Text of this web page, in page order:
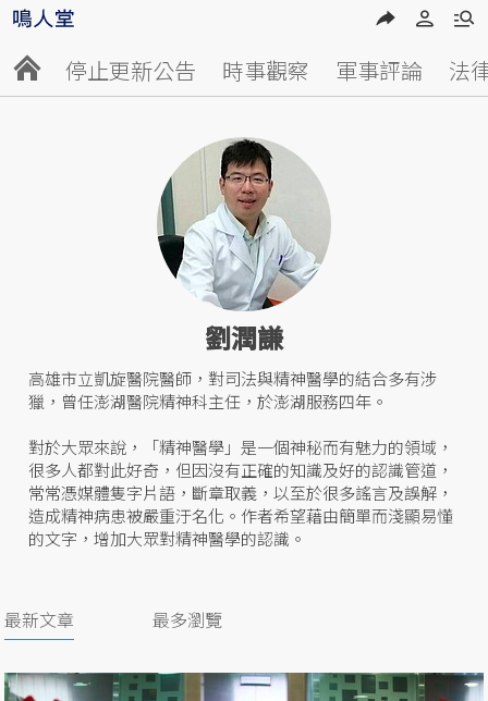
停止更新公告 時事觀察 軍事評論 法
劉潤謙
高雄市立凱旋醫院醫師，對司法與精神醫學的結合多有涉
獵，曾任澎湖醫院精神科主任，於澎湖服務四年。
對於大眾來說，「精神醫學」是一個神秘而有魅力的領域，
很多人都對此好奇，但因沒有正確的知識及好的認識管道，
常常憑媒體隻字片語，斷章取義，以至於很多謠言及誤解，
造成精神病患被嚴重汙名化。作者希望藉由簡單而淺顯易懂
的文字，增加大眾對精神醫學的認識。
最新文章 最多瀏覽